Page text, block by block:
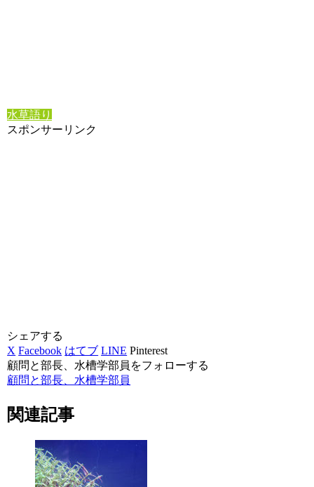
水草語り
スポンサーリンク
シェアする
X Facebook はてブ LINE Pinterest
顧問と部長、水槽学部員をフォローする
顧問と部長、水槽学部員
関連記事